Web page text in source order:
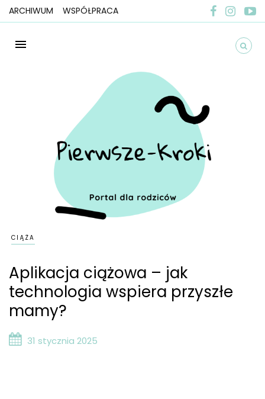
ARCHIWUM WSPÓŁPRACA
CIĄŻA
Aplikacja ciążowa – jak
technologia wspiera przyszłe
mamy?
31 stycznia 2025